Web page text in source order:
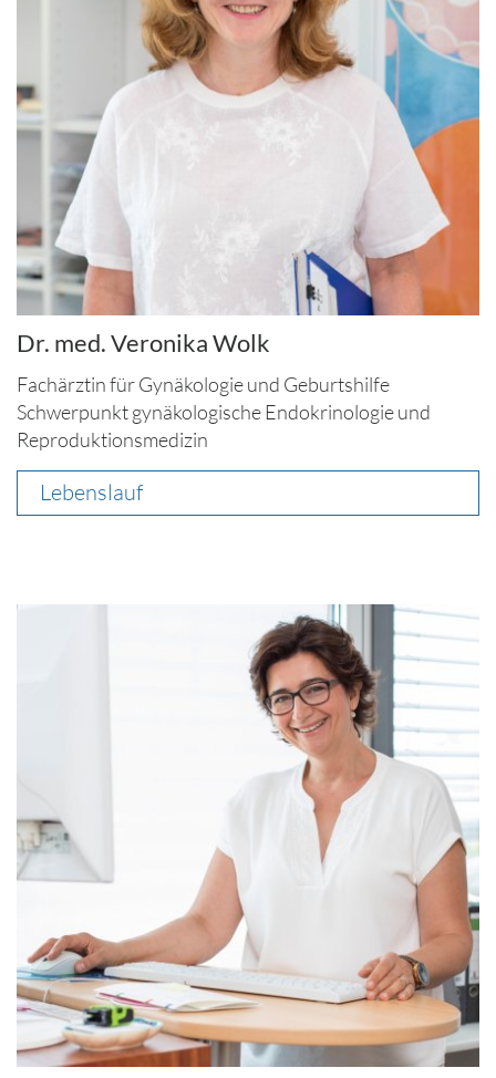
Dr. med. Veronika Wolk
Fachärztin für Gynäkologie und Geburtshilfe
Schwerpunkt gynäkologische Endokrinologie und
Reproduktionsmedizin
Lebenslauf